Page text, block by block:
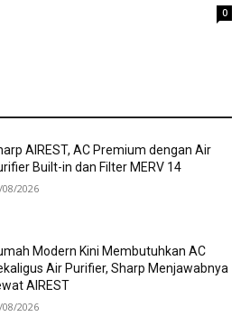
0
AIREST, AC Premium dengan Air
Built-in dan Filter MERV 14
08/2026
Modern Kini Membutuhkan AC
Air Purifier, Sharp Menjawabnya
AIREST
08/2026